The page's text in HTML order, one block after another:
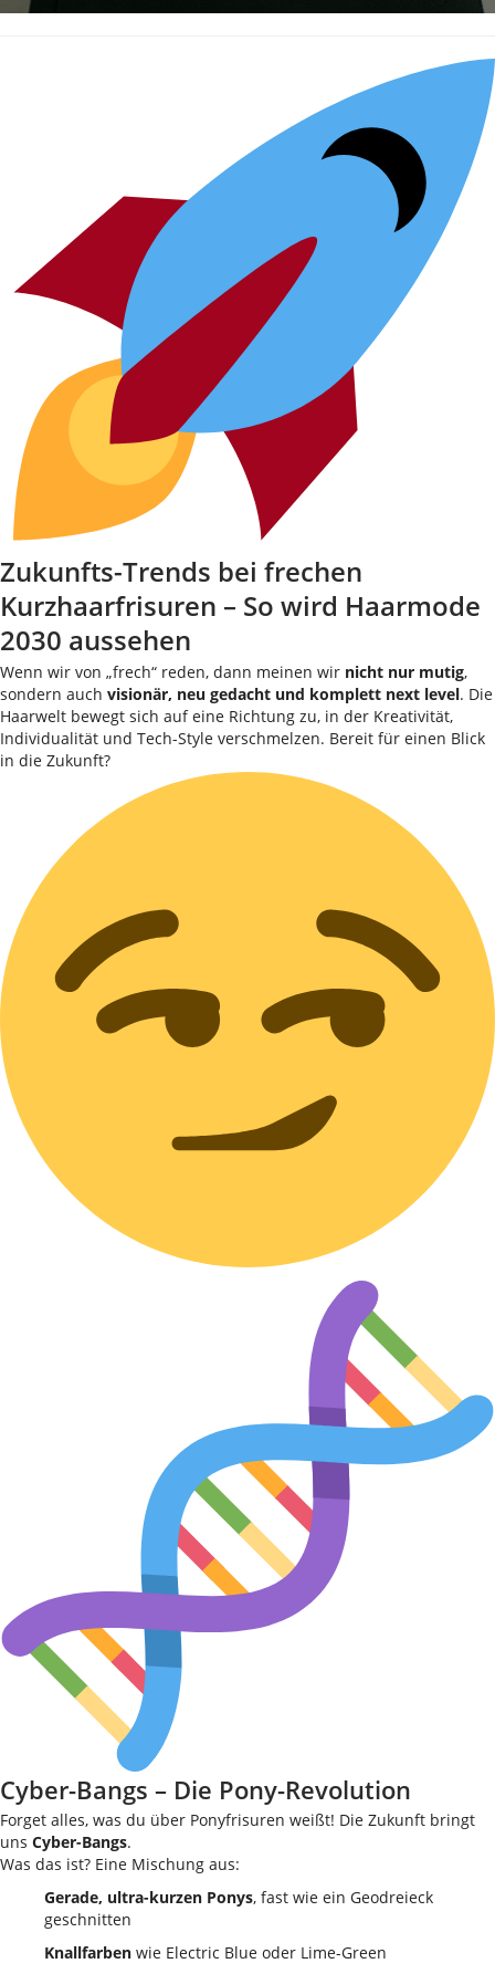
Zukunfts-Trends bei frechen
Kurzhaarfrisuren – So wird Haarmode
2030 aussehen
Wenn wir von „frech“ reden, dann meinen wir nicht nur mutig,
sondern auch visionär, neu gedacht und komplett next level. Die
Haarwelt bewegt sich auf eine Richtung zu, in der Kreativität,
Individualität und Tech-Style verschmelzen. Bereit für einen Blick
in die Zukunft?
Cyber-Bangs – Die Pony-Revolution
Forget alles, was du über Ponyfrisuren weißt! Die Zukunft bringt
uns Cyber-Bangs.
Was das ist? Eine Mischung aus:
Gerade, ultra-kurzen Ponys, fast wie ein Geodreieck
geschnitten
Knallfarben wie Electric Blue oder Lime-Green